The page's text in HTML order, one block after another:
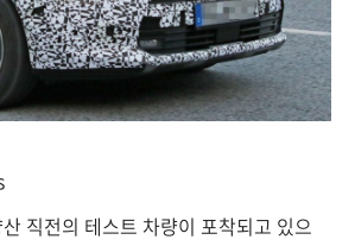
직전의 테스트 차량이 포착되고 있으